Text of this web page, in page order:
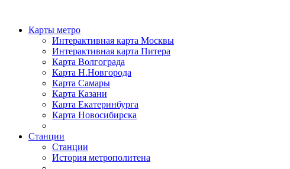
Карты метро
Интерактивная карта Москвы
Интерактивная карта Питера
Карта Волгограда
Карта Н.Новгорода
Карта Самары
Карта Казани
Карта Екатеринбурга
Карта Новосибирска
Станции
Станции
История метрополитена